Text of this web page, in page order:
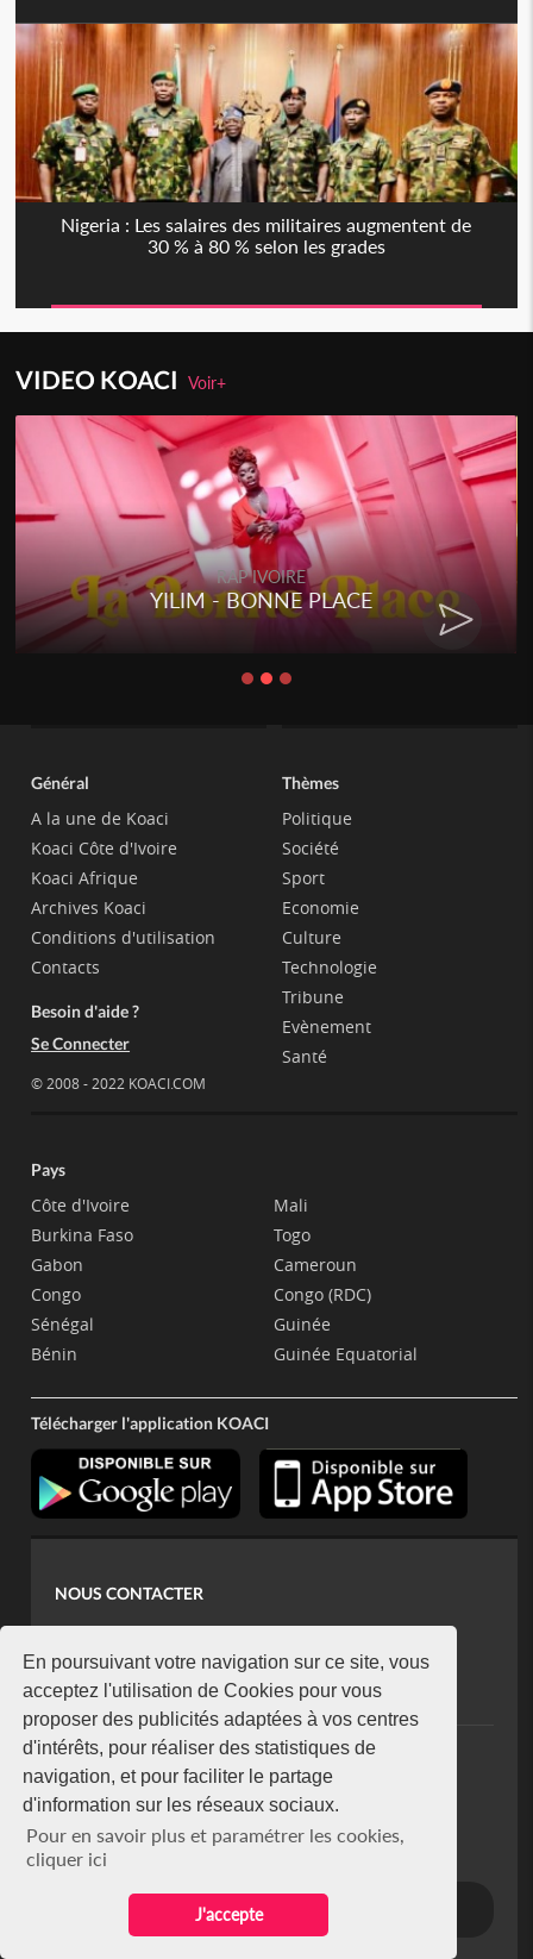
En poursuivant votre navigation sur ce site, vous
acceptez l'utilisation de Cookies pour vous
proposer des publicités adaptées à vos centres
d'intérêts, pour réaliser des statistiques de
navigation, et pour faciliter le partage
d'information sur les réseaux sociaux.
Pour en savoir plus et paramétrer les cookies,
cliquer ici
J'accepte
Nigeria : Les salaires des militaires augmentent de
30 % à 80 % selon les grades
VIDEO KOACIVoir+
RAP IVOIRE
YILIM - BONNE PLACE
Général
A la une de Koaci
Koaci Côte d'Ivoire
Koaci Afrique
Archives Koaci
Conditions d'utilisation
Contacts
Besoin d'aide ?
Se Connecter
© 2008 - 2022 KOACI.COM
Thèmes
Politique
Société
Sport
Economie
Culture
Technologie
Tribune
Evènement
Santé
Pays
Côte d'Ivoire
Burkina Faso
Gabon
Congo
Sénégal
Bénin
Mali
Togo
Cameroun
Congo (RDC)
Guinée
Guinée Equatorial
Télécharger l'application KOACI
NOUS CONTACTER
koaci@yahoo.fr
+225 07 08 85 52 93
NEWSLETTER
Restez connecté via notre newsletter
S'abonner
Se désabonner